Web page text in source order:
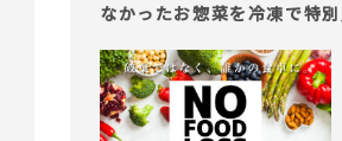
なかったお惣菜を冷凍で特